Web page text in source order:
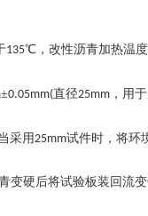
135℃，改性沥青加热温
±0.05mm(直径25mm ，用
采用25mm试件时，将环
变硬后将试验板装回流变